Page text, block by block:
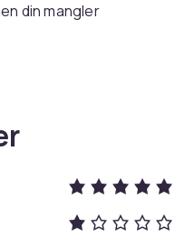
din mangler
(mini jack) hunn